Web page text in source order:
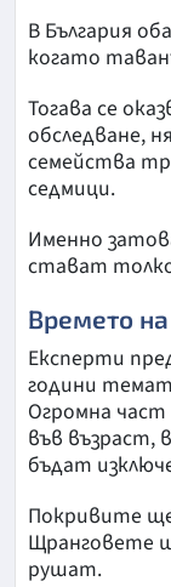
В България
когато
Тогава се
обследване,
семейства
седмици.
Именно
стават
Времето
Експерти
години
Огромна
във възраст,
бъдат
Покривите
Щранговете
рушат.